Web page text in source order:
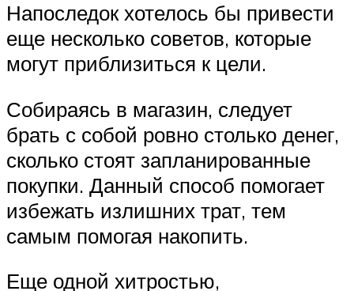
Напоследок хотелось бы привести
еще несколько советов, которые
могут приблизиться к цели.
Собираясь в магазин, следует
брать с собой ровно столько денег,
сколько стоят запланированные
покупки. Данный способ помогает
избежать излишних трат, тем
самым помогая накопить.
Еще одной хитростью,